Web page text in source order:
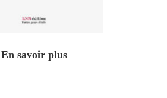
En savoir plus